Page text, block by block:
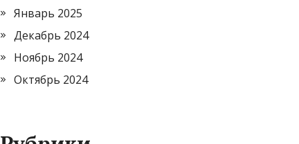
Январь 2025
Декабрь 2024
Ноябрь 2024
Октябрь 2024